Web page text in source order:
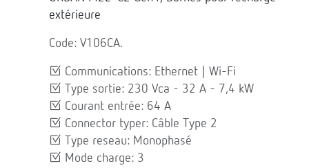
extérieure
Code: V106CA.
Communications: Ethernet | Wi-Fi
Type sortie: 230 Vca - 32 A - 7,4 kW
Courant entrée: 64 A
Connector typer: Câble Type 2
Type reseau: Monophasé
Mode charge: 3